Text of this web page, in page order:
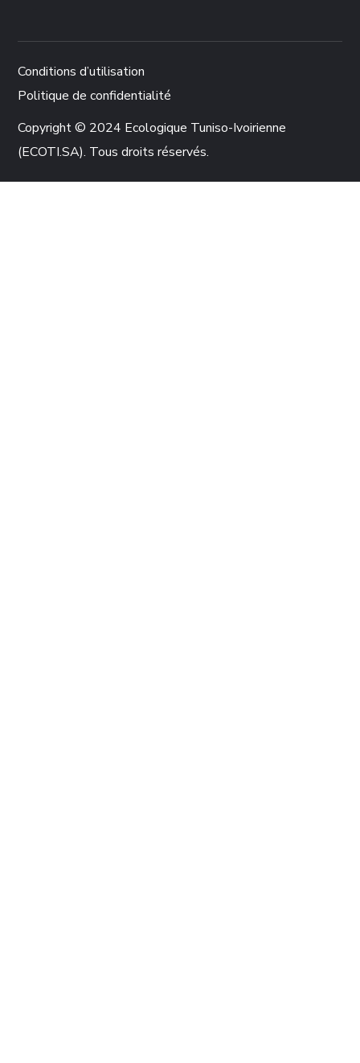
Conditions d’utilisation
Politique de confidentialité
Copyright © 2024 Ecologique Tuniso-Ivoirienne
(ECOTI.SA). Tous droits réservés.